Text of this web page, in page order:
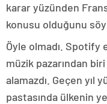
karar yüzünden
konusu olduğunu
Öyle olmadı. Spotify
müzik pazarından biri
alamazdı. Geçen yıl
pastasında ülkenin